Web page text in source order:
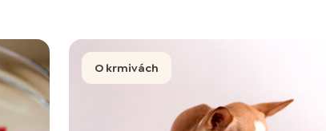
O krmivách